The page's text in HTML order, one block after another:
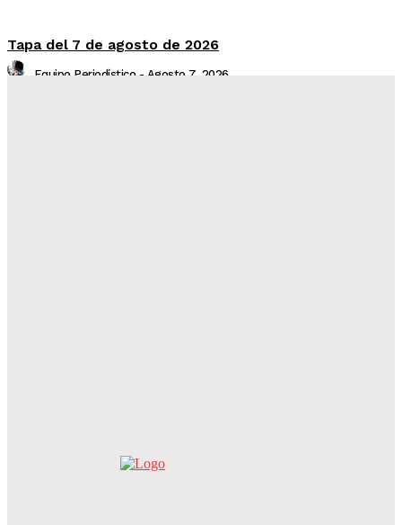
Tapa del 7 de agosto de 2026
Equipo Periodístico - Agosto 7, 2026